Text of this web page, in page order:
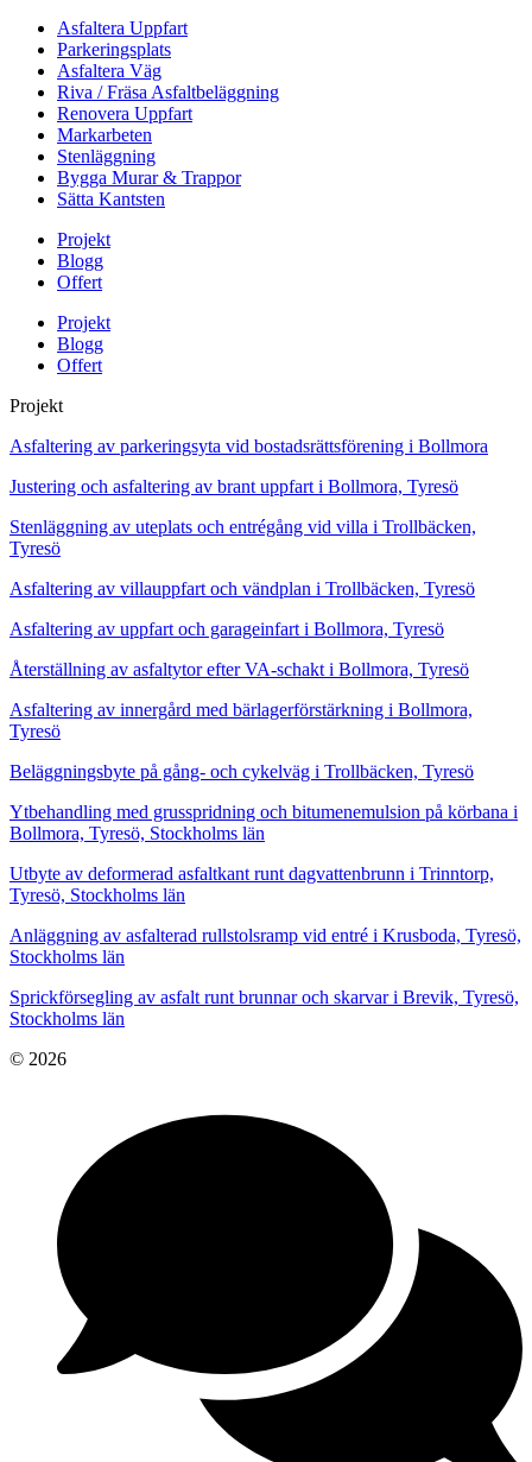
Asfaltera Uppfart
Parkeringsplats
Asfaltera Väg
Riva / Fräsa Asfaltbeläggning
Renovera Uppfart
Markarbeten
Stenläggning
Bygga Murar & Trappor
Sätta Kantsten
Projekt
Blogg
Offert
Projekt
Blogg
Offert
Projekt
Asfaltering av parkeringsyta vid bostadsrättsförening i Bollmora
Justering och asfaltering av brant uppfart i Bollmora, Tyresö
Stenläggning av uteplats och entrégång vid villa i Trollbäcken,
Tyresö
Asfaltering av villauppfart och vändplan i Trollbäcken, Tyresö
Asfaltering av uppfart och garageinfart i Bollmora, Tyresö
Återställning av asfaltytor efter VA-schakt i Bollmora, Tyresö
Asfaltering av innergård med bärlagerförstärkning i Bollmora,
Tyresö
Beläggningsbyte på gång- och cykelväg i Trollbäcken, Tyresö
Ytbehandling med grusspridning och bitumenemulsion på körbana i
Bollmora, Tyresö, Stockholms län
Utbyte av deformerad asfaltkant runt dagvattenbrunn i Trinntorp,
Tyresö, Stockholms län
Anläggning av asfalterad rullstolsramp vid entré i Krusboda, Tyresö,
Stockholms län
Sprickförsegling av asfalt runt brunnar och skarvar i Brevik, Tyresö,
Stockholms län
© 2026